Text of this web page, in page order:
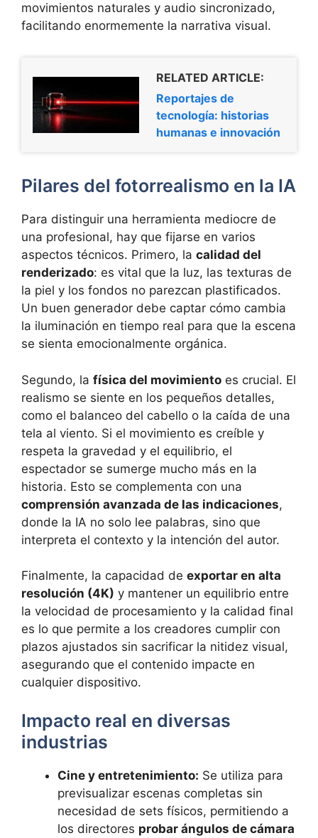
movimientos naturales y audio sincronizado,
facilitando enormemente la narrativa visual.
RELATED ARTICLE:
Reportajes de
tecnología: historias
humanas e innovación
Pilares del fotorrealismo en la IA
Para distinguir una herramienta mediocre de
una profesional, hay que fijarse en varios
aspectos técnicos. Primero, la calidad del
renderizado: es vital que la luz, las texturas de
la piel y los fondos no parezcan plastificados.
Un buen generador debe captar cómo cambia
la iluminación en tiempo real para que la escena
se sienta emocionalmente orgánica.
Segundo, la física del movimiento es crucial. El
realismo se siente en los pequeños detalles,
como el balanceo del cabello o la caída de una
tela al viento. Si el movimiento es creíble y
respeta la gravedad y el equilibrio, el
espectador se sumerge mucho más en la
historia. Esto se complementa con una
comprensión avanzada de las indicaciones,
donde la IA no solo lee palabras, sino que
interpreta el contexto y la intención del autor.
Finalmente, la capacidad de exportar en alta
resolución (4K) y mantener un equilibrio entre
la velocidad de procesamiento y la calidad final
es lo que permite a los creadores cumplir con
plazos ajustados sin sacrificar la nitidez visual,
asegurando que el contenido impacte en
cualquier dispositivo.
Impacto real en diversas
industrias
Cine y entretenimiento: Se utiliza para
previsualizar escenas completas sin
necesidad de sets físicos, permitiendo a
los directores probar ángulos de cámara